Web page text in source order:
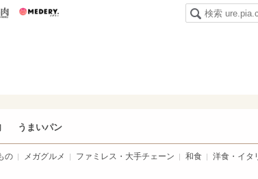
うまい肉
うまいパン
の メガグルメ ファミレス・大手チェーン 和食
洋食・イタ